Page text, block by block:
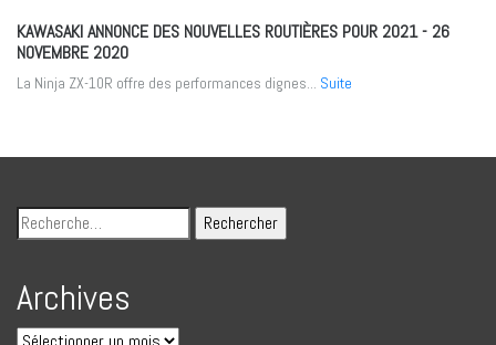
KAWASAKI ANNONCE DES NOUVELLES ROUTIÈRES POUR 2021- 26
NOVEMBRE 2020
La Ninja ZX-10R offre des performances dignes... Suite
Archives